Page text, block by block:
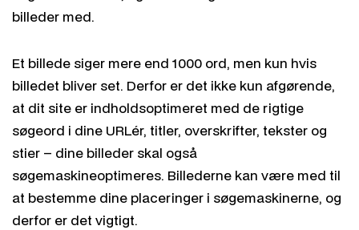
billeder med.
Et billede siger mere end 1000 ord, men kun hvis
billedet bliver set. Derfor er det ikke kun afgørende,
at dit site er indholdsoptimeret med de rigtige
søgeord i dine URLér, titler, overskrifter, tekster og
stier – dine billeder skal også
søgemaskineoptimeres. Billederne kan være med til
at bestemme dine placeringer i søgemaskinerne, og
derfor er det vigtigt.